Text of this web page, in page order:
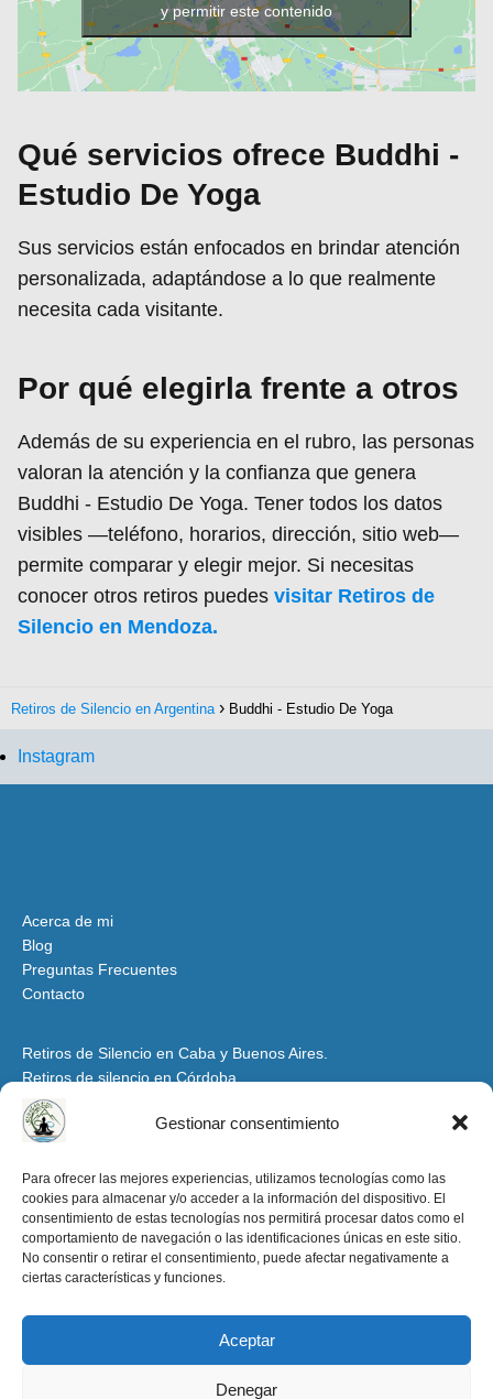
Gestionar consentimiento
Para ofrecer las mejores experiencias, utilizamos tecnologías como las
cookies para almacenar y/o acceder a la información del dispositivo. El
consentimiento de estas tecnologías nos permitirá procesar datos como el
comportamiento de navegación o las identificaciones únicas en este sitio.
No consentir o retirar el consentimiento, puede afectar negativamente a
ciertas características y funciones.
Aceptar
Denegar
y permitir este contenido
Qué servicios ofrece Buddhi -
Estudio De Yoga
Sus servicios están enfocados en brindar atención
personalizada, adaptándose a lo que realmente
necesita cada visitante.
Por qué elegirla frente a otros
Además de su experiencia en el rubro, las personas
valoran la atención y la confianza que genera
Buddhi - Estudio De Yoga. Tener todos los datos
visibles —teléfono, horarios, dirección, sitio web—
permite comparar y elegir mejor. Si necesitas
conocer otros retiros puedes visitar Retiros de
Silencio en Mendoza.
Retiros de Silencio en Argentina Buddhi - Estudio De Yoga
Instagram
Acerca de mi
Blog
Preguntas Frecuentes
Contacto
Retiros de Silencio en Caba y Buenos Aires.
Retiros de silencio en Córdoba
Retiros de Silencio y Espiritualidad en Mendoza
Retiros de Silencio en Santiago del Estero y Tucumán
Retiros de Silencio y Espiritualidad en la Patagonia
Retiros de Silencio en Salta y Jujuy
Aviso Legal y condiciones de uso
Política de Privacidad
retirosdesilencioenargentina.org -2025